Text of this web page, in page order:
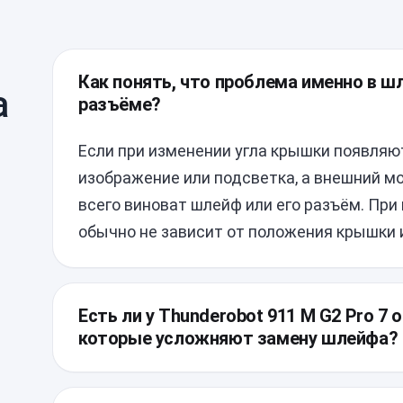
Как понять, что проблема именно в
разъёме?
Если при изменении угла крышки
изображение или подсветка, а внешний
всего виноват шлейф или его разъём.
обычно не зависит от положения крышки
Есть ли у Thunderobot 911 M G2 Pro 7
которые усложняют замену шлейфа?
Да, у этой модели шлейф проходит через